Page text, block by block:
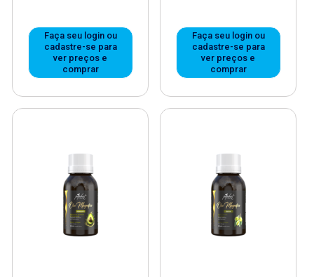
Faça seu login ou
cadastre-se para
ver preços e
comprar
Faça seu login ou
cadastre-se para
ver preços e
comprar